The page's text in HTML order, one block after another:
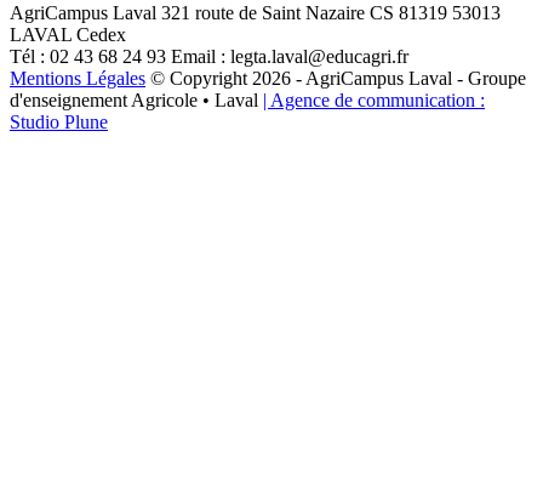
AgriCampus Laval 321 route de Saint Nazaire CS 81319 53013
LAVAL Cedex
Tél : 02 43 68 24 93 Email : legta.laval@educagri.fr
Mentions Légales © Copyright 2026 - AgriCampus Laval - Groupe
d'enseignement Agricole • Laval | Agence de communication :
Studio Plune